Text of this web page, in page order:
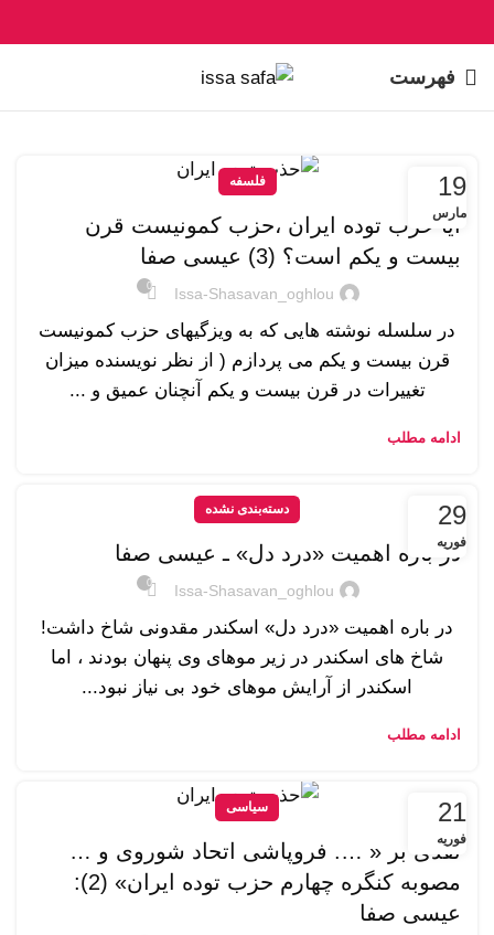
فهرست
19
مارس
فلسفه
آیا حزب توده ایران ،حزب کمونیست قرن
بیست و یکم است؟ (3) عیسی صفا
Issa-Shasavan_oghlou
0
در سلسله نوشته هایی که به ویزگیهای حزب کمونیست
قرن بیست و یکم می پردازم ( از نظر نویسنده میزان
تغییرات در قرن بیست و یکم آنچنان عمیق و ...
ادامه مطلب
29
فوریه
دسته‌بندی نشده
در باره اهمیت «درد دل» ـ عیسی صفا
Issa-Shasavan_oghlou
0
در باره اهمیت «درد دل» اسکندر مقدونی شاخ داشت!
شاخ های اسکندر در زیر موهای وی پنهان بودند ، اما
اسکندر از آرایش موهای خود بی نیاز نبود...
ادامه مطلب
21
فوریه
سیاسی
نقدی بر « …. فروپاشی اتحاد شوروی و …
مصوبه کنگره چهارم حزب توده ایران» (2):
عیسی صفا